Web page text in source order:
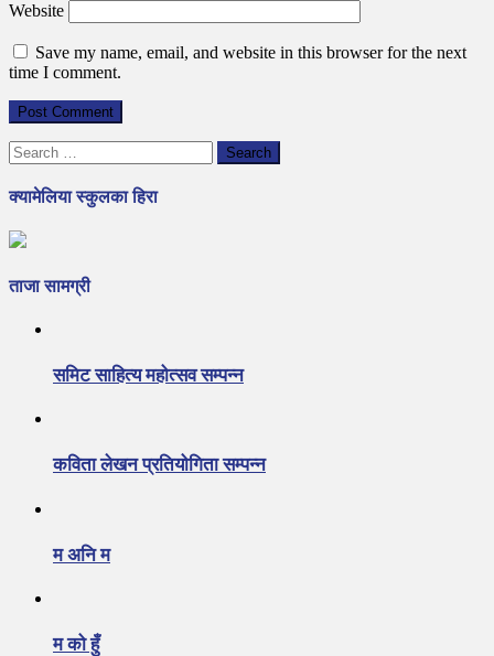
Website
Save my name, email, and website in this browser for the next
time I comment.
Search
for:
क्यामेलिया स्कुलका हिरा
ताजा सामग्री
समिट साहित्य महोत्सव सम्पन्न
कविता लेखन प्रतियोगिता सम्पन्न
म अनि म
म को हुँ